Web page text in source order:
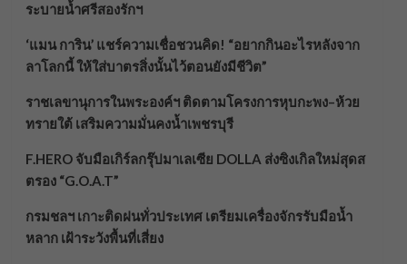
ระบายน้ำศรีสองรักฯ
‘แมน การิน’ แชร์ความเชื่อชวนคิด! “อยากกินอะไรหลังจาก
ลาโลกนี้ ให้ใส่บาตรสิ่งนั้นไว้ตอนยังมีชีวิต”
ราชเลขานุการในพระองค์ฯ ติดตามโครงการหุบกะพง–ห้วย
ทรายใต้ เสริมความมั่นคงน้ำเพชรบุรี
F.HERO จับมือเกิร์ลกรุ๊ปมาเลเซีย DOLLA ส่งซิงเกิลใหม่สุดส
ตรอง “G.O.A.T”
กรมชลฯ เกาะติดฝนทั่วประเทศ เตรียมเครื่องจักรรับมือน้ำ
หลาก เฝ้าระวังพื้นที่เสี่ยง